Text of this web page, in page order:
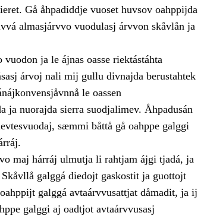
Gå åhpadiddje vuoset huvsov oahppijda
almasjárvvo vuodulasj árvvon skåvlån ja
ja le ájnas oasse riektástáhta
árvoj nali mij gullu divnajda berustahtek
le oassen
ja nuorajda sierra suodjalimev. Åhpadusán
sæmmi båttå gå oahppe galggi
maj hárráj ulmutja li rahtjam ájgi tjadá, ja
galggá diedojt gaskostit ja guottojt
galggá avtaárvvusattjat dåmadit, ja ij
galggi aj oadtjot avtaárvvusasj